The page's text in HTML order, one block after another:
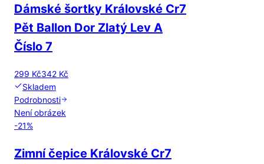
Dámské šortky Královské Cr7
Pět Ballon Dor Zlatý Lev A
Číslo 7
299 Kč342 Kč
Skladem
Podrobnosti
Není obrázek
-21%
Zimní čepice Královské Cr7